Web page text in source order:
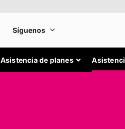
Asistencia de planes